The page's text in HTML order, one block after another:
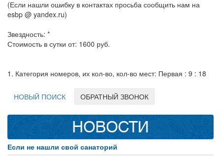
(Если нашли ошибку в контактах просьба сообщить нам на
esbp @ yandex.ru)
Звездность: *
Стоимость в сутки от: 1600 руб.
1. Категория номеров, их кол-во, кол-во мест: Первая : 9 : 18
НОВЫЙ ПОИСК ОБРАТНЫЙ ЗВОНОК
НОВОСТИ
Если не нашли свой санаторий